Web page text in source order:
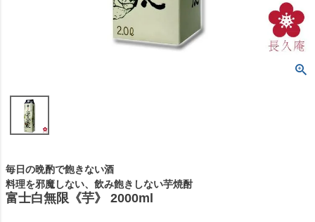
毎日の晩酌で飽きない酒
料理を邪魔しない、飲み飽きしない芋焼酎
富士白無限《芋》 2000ml